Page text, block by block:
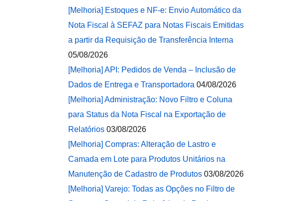
[Melhoria] Estoques e NF-e: Envio Automático da
Nota Fiscal à SEFAZ para Notas Fiscais Emitidas
a partir da Requisição de Transferência Interna
05/08/2026
[Melhoria] API: Pedidos de Venda – Inclusão de
Dados de Entrega e Transportadora 04/08/2026
[Melhoria] Administração: Novo Filtro e Coluna
para Status da Nota Fiscal na Exportação de
Relatórios 03/08/2026
[Melhoria] Compras: Alteração de Lastro e
Camada em Lote para Produtos Unitários na
Manutenção de Cadastro de Produtos 03/08/2026
[Melhoria] Varejo: Todas as Opções no Filtro de